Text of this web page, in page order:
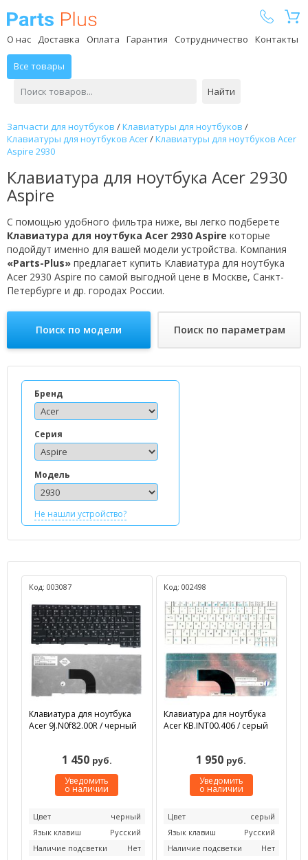
О нас Доставка Оплата Гарантия Сотрудничество Контакты
Все товары
Найти
Запчасти для ноутбуков /Клавиатуры для ноутбуков /
Клавиатуры для ноутбуков Acer/Клавиатуры для ноутбуков Acer
Aspire 2930
Клавиатура для ноутбука Acer 2930
Aspire
С помощью удобного фильтра ниже, вы легко подберете
Клавиатура для ноутбука Acer 2930 Aspire которые
подойдут именно для вашей модели устройства. Компания
«Parts-Plus» предлагает купить Клавиатура для ноутбука
Acer 2930 Aspire по самой выгодной цене в Москве, Санкт-
Петербурге и др. городах России.
Поиск по модели Поиск по параметрам
Бренд
Серия
Модель
Не нашли устройство?
Код: 003087
Клавиатура для ноутбука
Acer 9J.N0f82.00R / черный
1 450 руб.
Уведомить
о наличии
Цвет
черный
Язык клавиш
Русский
Наличие подсветки
Нет
Код: 002498
Клавиатура для ноутбука
Acer KB.INT00.406 / серый
1 950 руб.
Уведомить
о наличии
Цвет
серый
Язык клавиш
Русский
Наличие подсветки
Нет